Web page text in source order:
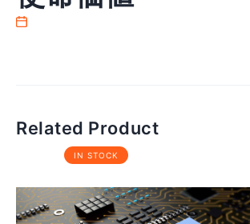
Related Product
IN STOCK